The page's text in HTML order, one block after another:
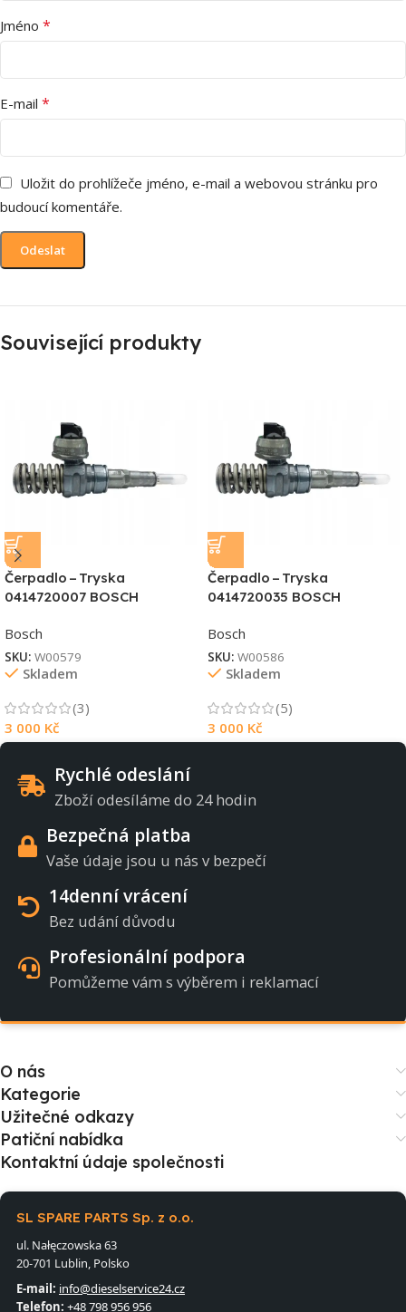
Jméno *
E-mail *
Uložit do prohlížeče jméno, e-mail a webovou stránku pro
budoucí komentáře.
Související produkty
Čerpadlo – Tryska
0414720007 BOSCH
Bosch
SKU: W00579
Skladem
(3)
3 000 Kč
Čerpadlo – Tryska
0414720035 BOSCH
Bosch
SKU: W00586
Skladem
(5)
3 000 Kč
Rychlé odeslání
Zboží odesíláme do 24 hodin
Bezpečná platba
Vaše údaje jsou u nás v bezpečí
14denní vrácení
Bez udání důvodu
Profesionální podpora
Pomůžeme vám s výběrem i reklamací
O nás
Kategorie
Užitečné odkazy
Patiční nabídka
Kontaktní údaje společnosti
SL SPARE PARTS Sp. z o.o.
ul. Nałęczowska 63
20-701 Lublin, Polsko
E-mail: info@dieselservice24.cz
Telefon: +48 798 956 956